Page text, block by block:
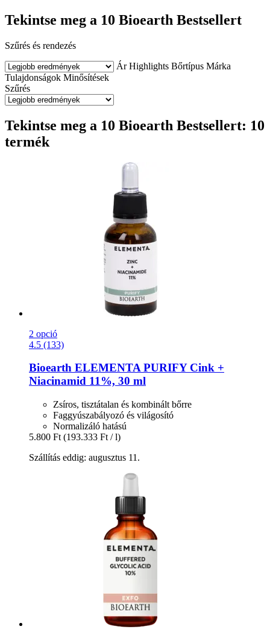
Tekintse meg a 10 Bioearth Bestsellert
Szűrés és rendezés
Ár Highlights Bőrtípus Márka
Tulajdonságok Minősítések
Szűrés
Tekintse meg a 10 Bioearth Bestsellert: 10
termék
2 opció
4.5 (133)
Bioearth ELEMENTA PURIFY Cink +
Niacinamid 11%, 30 ml
Zsíros, tisztátalan és kombinált bőrre
Faggyúszabályozó és világosító
Normalizáló hatású
5.800 Ft (193.333 Ft / l)
Szállítás eddig: augusztus 11.